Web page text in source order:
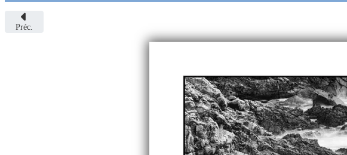
Préc.